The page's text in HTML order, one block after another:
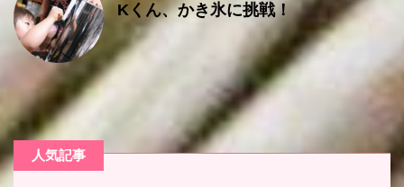
Kくん、かき氷に挑戦！
人気記事